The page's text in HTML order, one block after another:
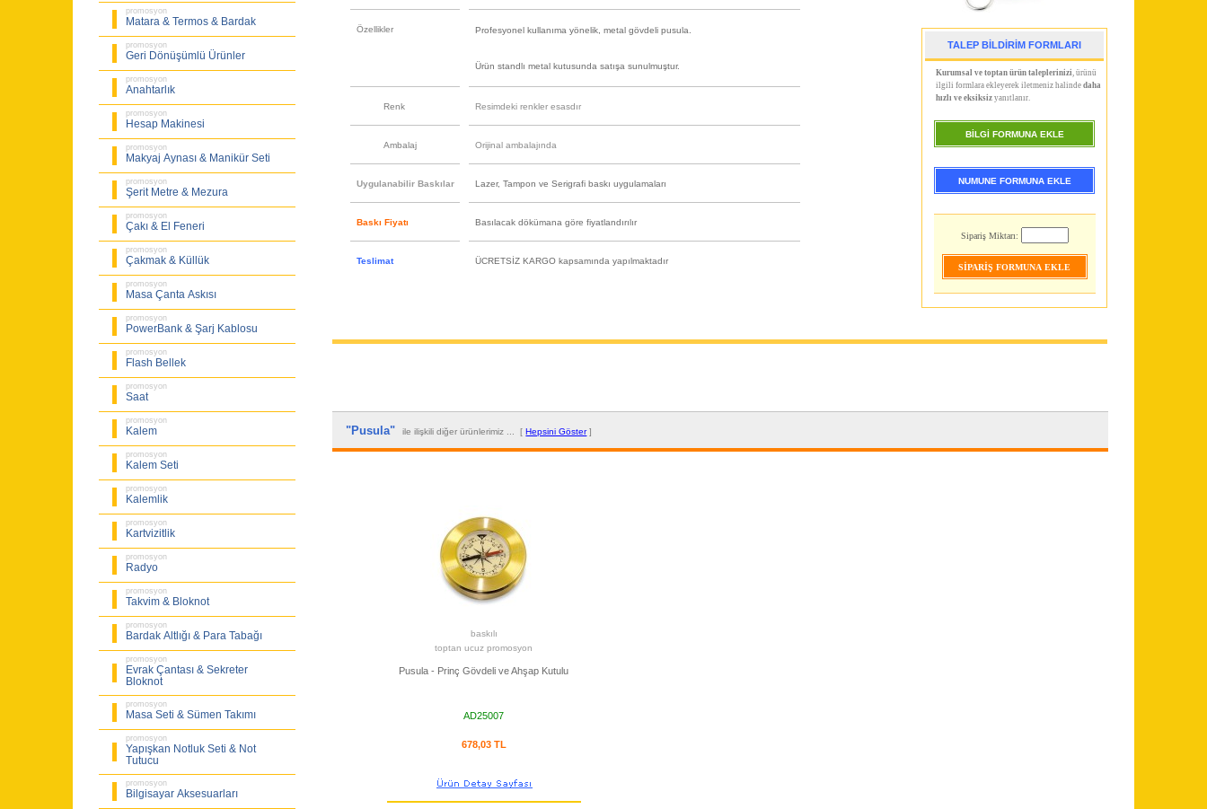
promosyon
Matara & Termos & Bardak
promosyon
Geri Dönüşümlü Ürünler
promosyon
Anahtarlık
promosyon
Hesap Makinesi
promosyon
Makyaj Aynası & Manikür Seti
promosyon
Şerit Metre & Mezura
promosyon
Çakı & El Feneri
promosyon
Çakmak & Küllük
promosyon
Masa Çanta Askısı
promosyon
PowerBank & Şarj Kablosu
promosyon
Flash Bellek
promosyon
Saat
promosyon
Kalem
promosyon
Kalem Seti
promosyon
Kalemlik
promosyon
Kartvizitlik
promosyon
Radyo
promosyon
Takvim & Bloknot
promosyon
Bardak Altlığı & Para Tabağı
promosyon
Evrak Çantası & Sekreter
Bloknot
promosyon
Masa Seti & Sümen Takımı
promosyon
Yapışkan Notluk Seti & Not
Tutucu
promosyon
Bilgisayar Aksesuarları
Özellikler Profesyonel kullanıma yönelik, metal gövdeli pusula.
Ürün standlı metal kutusunda satışa sunulmuştur.
Renk Resimdeki renkler esasdır
Ambalaj Orijinal ambalajında
Uygulanabilir Baskılar Lazer, Tampon ve Serigrafi baskı uygulamaları
Baskı Fiyatı Basılacak dökümana göre fiyatlandırılır
Teslimat ÜCRETSİZ KARGO kapsamında yapılmaktadır
TALEP BİLDİRİM FORMLARI
Kurumsal ve toptan ürün taleplerinizi , ürünü
ilgili formlara ekleyerek iletmeniz halindedaha
hızlı ve eksiksiz yanıtlanır.
BİLGİ FORMUNA EKLE
NUMUNE FORMUNA EKLE
Sipariş Miktarı:
"Pusula"ile ilişkili diğer ürünlerimiz ... [Hepsini Göster]
baskılı
toptan ucuz promosyon
Pusula - Prinç Gövdeli ve Ahşap Kutulu
AD25007
678,03 TL